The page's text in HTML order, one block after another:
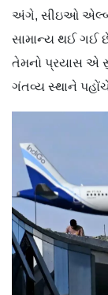
અંગે, સીઇઓ એલ્બર્સે
સામાન્ય થઈ ગઈ
તેમનો પ્રયાસ એ
ગંતવ્ય સ્થાને